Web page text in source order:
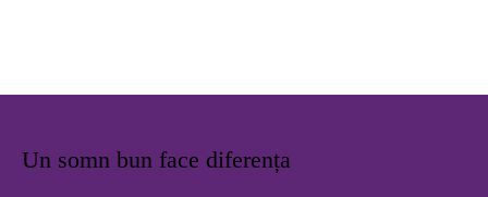
Un somn bun face diferența